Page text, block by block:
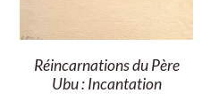
Réincarnations du Père
Ubu : Incantation